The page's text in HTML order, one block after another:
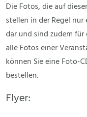
Die Fotos, die auf
stellen in der Regel
dar und sind zudem
alle Fotos einer
können Sie eine Foto-
bestellen.
Flyer: